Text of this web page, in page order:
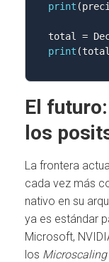
print (
total =
print (total
El
los
La frontera
cada vez más
nativo en su
ya es estándar
Microsoft,
los